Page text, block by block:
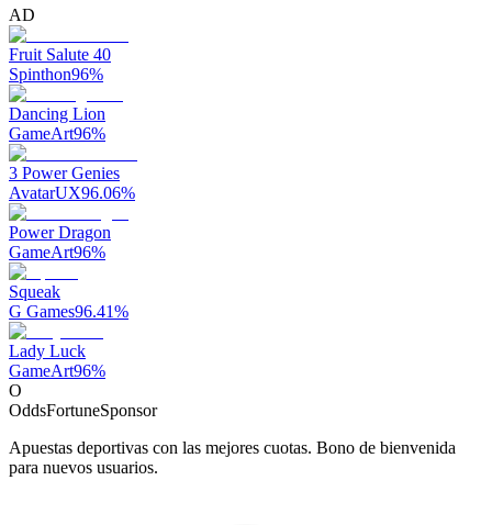
AD
Fruit Salute 40
Spinthon96%
Dancing Lion
GameArt96%
3 Power Genies
AvatarUX96.06%
Power Dragon
GameArt96%
Squeak
G Games96.41%
Lady Luck
GameArt96%
O
OddsFortuneSponsor
Apuestas deportivas con las mejores cuotas. Bono de bienvenida
para nuevos usuarios.